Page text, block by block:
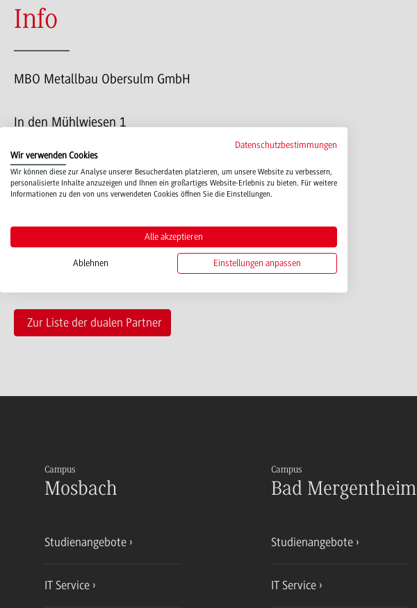
Info
MBO Metallbau Obersulm GmbH
In den Mühlwiesen 1
info[at]metallbau-obersulm.de
Zur Liste der dualen Partner
Campus
Mosbach
Studienangebote
IT Service
Campus
Bad Mergentheim
Studienangebote
IT Service
Datenschutzbestimmungen
Wir verwenden Cookies
Wir können diese zur Analyse unserer Besucherdaten platzieren, um unsere Website zu verbessern,
personalisierte Inhalte anzuzeigen und Ihnen ein großartiges Website-Erlebnis zu bieten. Für weitere
Informationen zu den von uns verwendeten Cookies öffnen Sie die Einstellungen.
Alle akzeptieren
Ablehnen Einstellungen anpassen